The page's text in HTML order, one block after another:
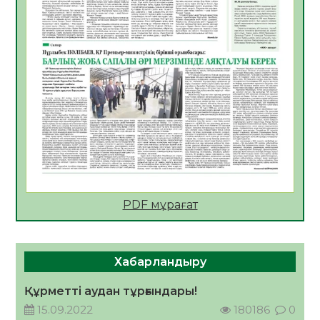
Мектептен – Ұлттық ұлан сапына
04.08.2026
34
Үкіметтік емес ұйымдарға арналған
сыйлықақы конкурсына өтінім қабылдау
басталды
04.08.2026
38
Үкіметте Президенттің отандық тауарды
қолдау жөніндегі тапсырмаларының
жүзеге асырылу барысы қаралуда
Жазғы лагерьде оқушылармен
профилактикалық кездесу өтті
04.08.2026
47 0
Құрылтай: Қызылордада 1344 комиссия
мүшесінің білімі жетілдіріледі
04.08.2026
38 0
PDF мұрағат
Хабарландыру
Құрметті аудан тұрғындары!
15.09.2022
180186
0